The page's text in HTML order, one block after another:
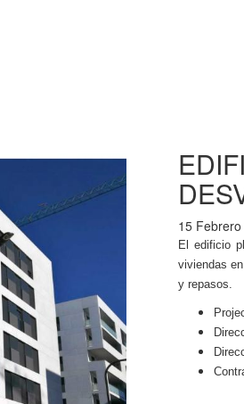
15
El edificio
viviendas
y repasos.